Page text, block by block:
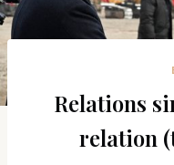
Relations
relation